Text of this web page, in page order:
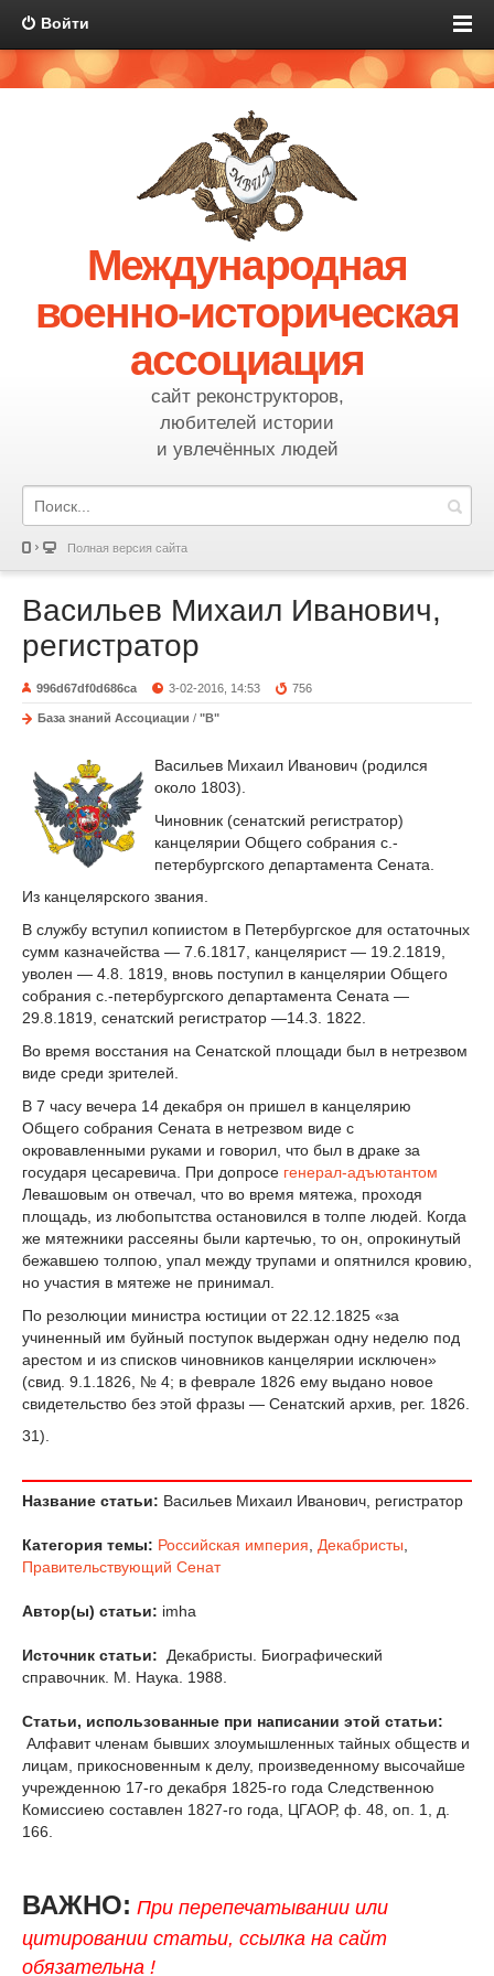
Войти
Международная
военно-историческая
ассоциация
сайт реконструкторов,
любителей истории
и увлечённых людей
Полная версия сайта
Васильев Михаил Иванович,
регистратор
996d67df0d686ca 3-02-2016, 14:53 756
База знаний Ассоциации / "В"
Васильев Михаил Иванович (родился
около 1803).
Чиновник (сенатский регистратор)
канцелярии Общего собрания с.-
петербургского департамента Сената.
Из канцелярского звания.
В службу вступил копиистом в Петербургское для остаточных
сумм казначейства — 7.6.1817, канцелярист — 19.2.1819,
уволен — 4.8. 1819, вновь поступил в канцелярии Общего
собрания с.-петербургского департамента Сената —
29.8.1819, сенатский регистратор —14.3. 1822.
Во время восстания на Сенатской площади был в нетрезвом
виде среди зрителей.
В 7 часу вечера 14 декабря он пришел в канцелярию
Общего собрания Сената в нетрезвом виде с
окровавленными руками и говорил, что был в драке за
государя цесаревича. При допросе генерал-адъютантом
Левашовым он отвечал, что во время мятежа, проходя
площадь, из любопытства остановился в толпе людей. Когда
же мятежники рассеяны были картечью, то он, опрокинутый
бежавшею толпою, упал между трупами и опятнился кровию,
но участия в мятеже не принимал.
По резолюции министра юстиции от 22.12.1825 «за
учиненный им буйный поступок выдержан одну неделю под
арестом и из списков чиновников канцелярии исключен»
(свид. 9.1.1826, № 4; в феврале 1826 ему выдано новое
свидетельство без этой фразы — Сенатский архив, peг. 1826.
31).
Название статьи: Васильев Михаил Иванович, регистратор
Категория темы: Российская империя Декабристы
Правительствующий Сенат
Автор(ы) статьи: imha
Источник статьи:
Декабристы. Биографический
справочник. М. Наука. 1988.
Статьи, использованные при написании этой статьи:
Алфавит членам бывших злоумышленных тайных обществ и
лицам, прикосновенным к делу, произведенному высочайше
учрежденною 17-го декабря 1825-го года Следственною
Комиссиею составлен 1827-го года, ЦГАОР, ф. 48, oп. 1, д.
166.
ВАЖНО: При перепечатывании или
цитировании статьи, ссылка на сайт
обязательна !